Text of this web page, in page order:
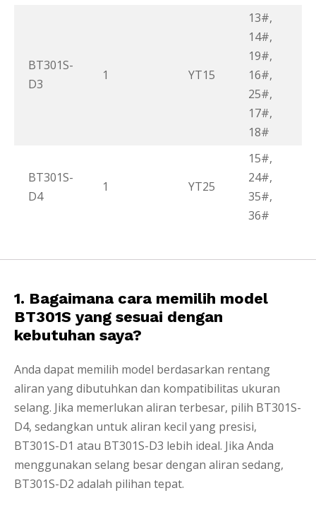
BT301S-
D3
1 YT15
13#,
14#,
19#,
16#,
25#,
17#,
18#
BT301S-
D4
1 YT25
15#,
24#,
35#,
36#
1. Bagaimana cara memilih model
BT301S yang sesuai dengan
kebutuhan saya?
Anda dapat memilih model berdasarkan rentang
aliran yang dibutuhkan dan kompatibilitas ukuran
selang. Jika memerlukan aliran terbesar, pilih BT301S-
D4, sedangkan untuk aliran kecil yang presisi,
BT301S-D1 atau BT301S-D3 lebih ideal. Jika Anda
menggunakan selang besar dengan aliran sedang,
BT301S-D2 adalah pilihan tepat.